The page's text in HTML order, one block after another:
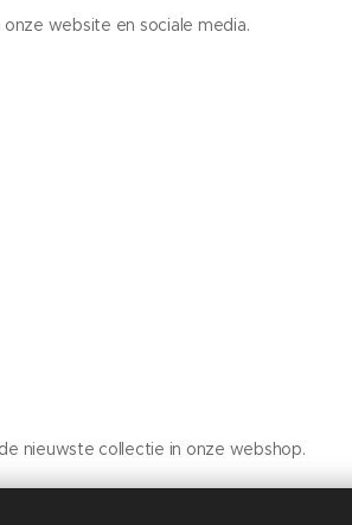
website en sociale media.
nieuwste collectie in onze webshop.